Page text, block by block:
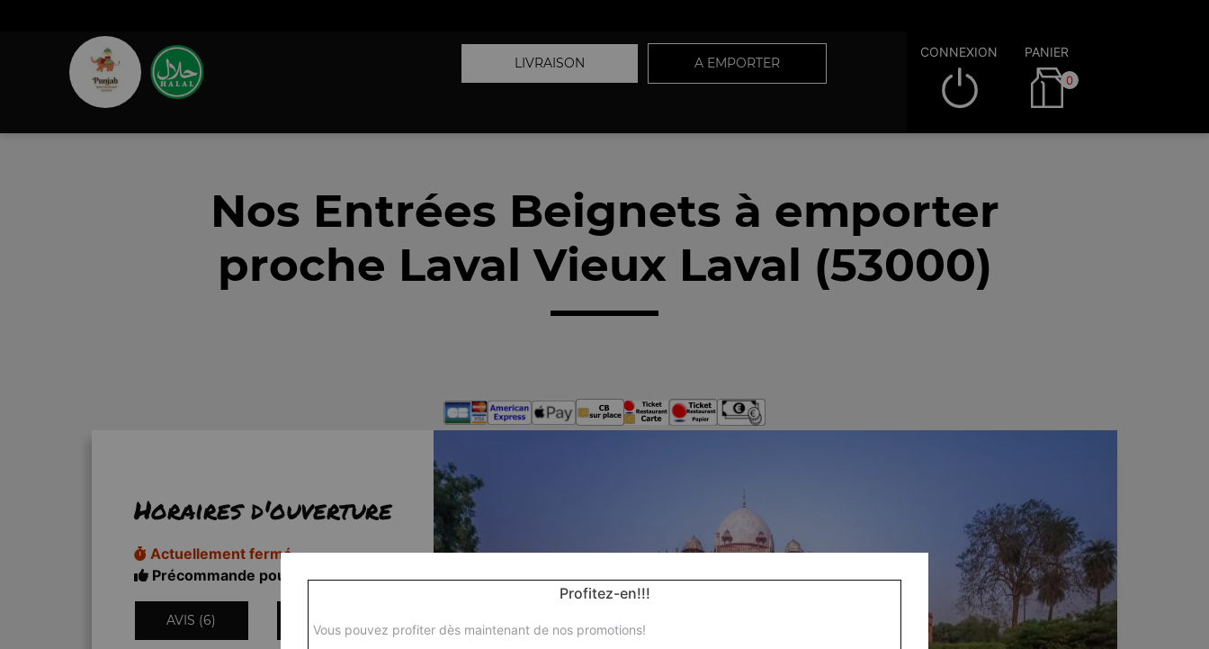
LIVRAISON A EMPORTER
CONNEXION PANIER
0
Nos Entrées Beignets à emporter
proche Laval Vieux Laval (53000)
Horaires d'ouverture
Actuellement fermé
Précommande pour 18h50
AVIS (6)
Profitez-en!!!
Vous pouvez profiter dès maintenant de nos promotions!